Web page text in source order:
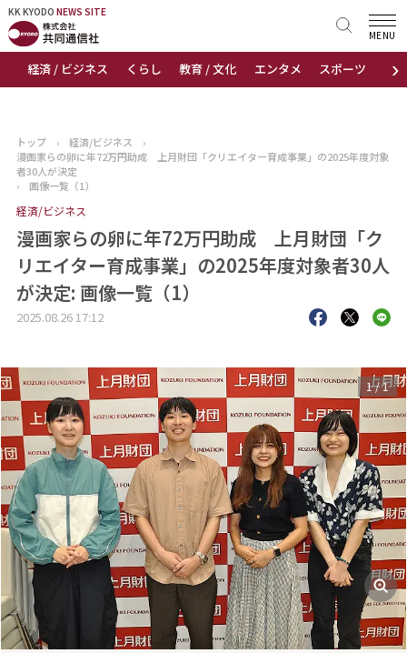
KK KYODO NEWS SITE
›
経済 / ビジネス くらし 教育 / 文化 エンタメ スポーツ 地域
MENU
KK KYODONEWS SITE
トップページ
ニュース
おすすめコンテンツ
出版物
会社概要
トップ › 経済/ビジネス
›
漫画家らの卵に年72万円助成 上月財団「クリエイター育成事業」の2025年度対象
者30人が決定
›
画像一覧（1）
経済/ビジネス
漫画家らの卵に年72万円助成 上月財団「ク
リエイター育成事業」の2025年度対象者30人
が決定: 画像一覧（1）
2025.08.26 17:12
1/1